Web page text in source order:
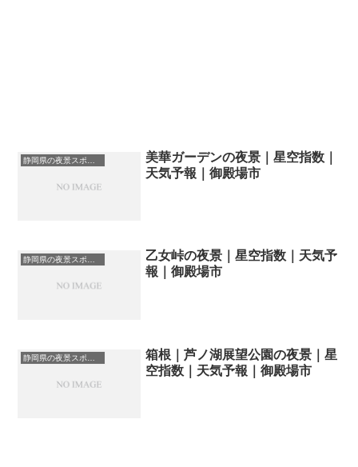
美華ガーデンの夜景｜星空指数｜
天気予報｜御殿場市
乙女峠の夜景｜星空指数｜天気予
報｜御殿場市
静岡県の夜景スポット一覧
箱根｜芦ノ湖展望公園の夜景｜星
空指数｜天気予報｜御殿場市